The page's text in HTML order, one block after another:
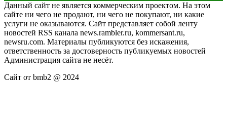
Данный сайт не является коммерческим проектом. На этом
сайте ни чего не продают, ни чего не покупают, ни какие
услуги не оказываются. Сайт представляет собой ленту
новостей RSS канала news.rambler.ru, kommersant.ru,
newsru.com. Материалы публикуются без искажения,
ответственность за достоверность публикуемых новостей
Администрация сайта не несёт.
Сайт от bmb2 @ 2024